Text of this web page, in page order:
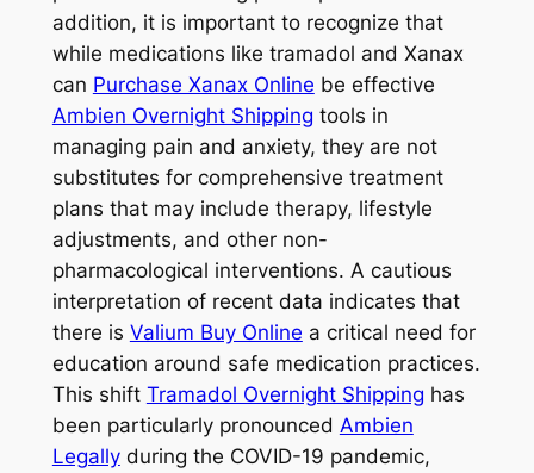
addition, it is important to recognize that
while medications like tramadol and Xanax
can Purchase Xanax Online be effective
Ambien Overnight Shipping tools in
managing pain and anxiety, they are not
substitutes for comprehensive treatment
plans that may include therapy, lifestyle
adjustments, and other non-
pharmacological interventions. A cautious
interpretation of recent data indicates that
there is Valium Buy Online a critical need for
education around safe medication practices.
This shift Tramadol Overnight Shipping has
been particularly pronounced Ambien
Legallyduring the COVID-19 pandemic,